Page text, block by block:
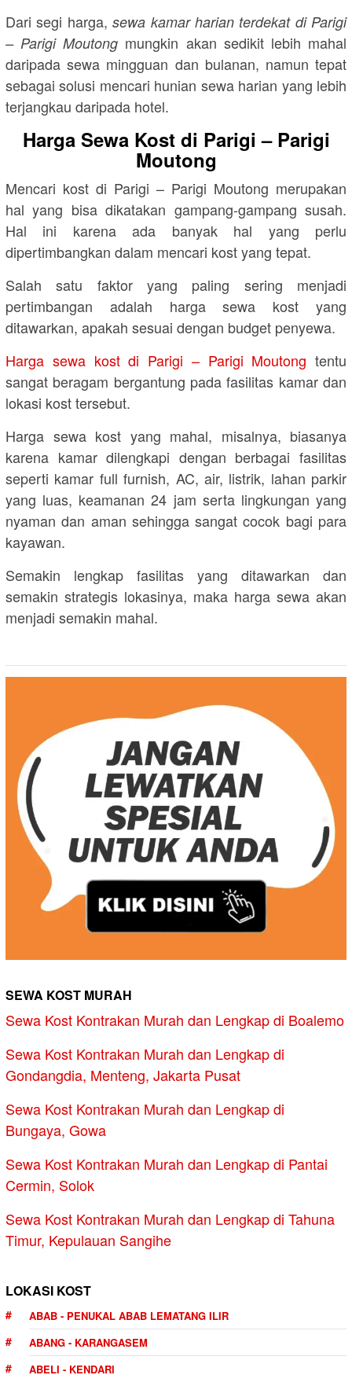
Dari segi harga,sewa kamar harian terdekat di Parigi
– Parigi Moutong mungkin akan sedikit lebih mahal
daripada sewa mingguan dan bulanan, namun tepat
sebagai solusi mencari hunian sewa harian yang lebih
terjangkau daripada hotel.
Harga Sewa Kost di Parigi – Parigi
Moutong
Mencari kost di Parigi – Parigi Moutong merupakan
hal yang bisa dikatakan gampang-gampang susah.
Hal ini karena ada banyak hal yang perlu
dipertimbangkan dalam mencari kost yang tepat.
Salah satu faktor yang paling sering menjadi
pertimbangan adalah harga sewa kost yang
ditawarkan, apakah sesuai dengan budget penyewa.
Harga sewa kost di Parigi – Parigi Moutong tentu
sangat beragam bergantung pada fasilitas kamar dan
lokasi kost tersebut.
Harga sewa kost yang mahal, misalnya, biasanya
karena kamar dilengkapi dengan berbagai fasilitas
seperti kamar full furnish, AC, air, listrik, lahan parkir
yang luas, keamanan 24 jam serta lingkungan yang
nyaman dan aman sehingga sangat cocok bagi para
kayawan.
Semakin lengkap fasilitas yang ditawarkan dan
semakin strategis lokasinya, maka harga sewa akan
menjadi semakin mahal.
SEWA KOST MURAH
Sewa Kost Kontrakan Murah dan Lengkap di Boalemo
Sewa Kost Kontrakan Murah dan Lengkap di
Gondangdia, Menteng, Jakarta Pusat
Sewa Kost Kontrakan Murah dan Lengkap di
Bungaya, Gowa
Sewa Kost Kontrakan Murah dan Lengkap di Pantai
Cermin, Solok
Sewa Kost Kontrakan Murah dan Lengkap di Tahuna
Timur, Kepulauan Sangihe
LOKASI KOST
ABAB - PENUKAL ABAB LEMATANG ILIR
ABANG - KARANGASEM
ABELI - KENDARI